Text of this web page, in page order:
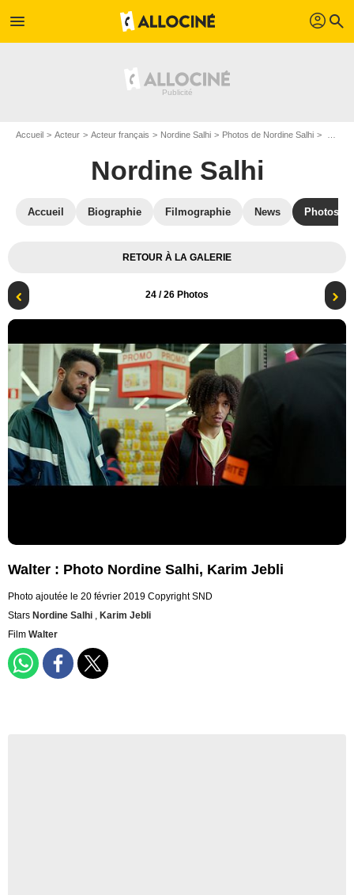
menu profil search
Accueil Acteur Acteur français Nordine Salhi Photos de Nordine Salhi
Nordine Salhi
Accueil Biographie Filmographie News Photos
RETOUR À LA GALERIE
24 / 26 Photos
Walter : Photo Nordine Salhi, Karim Jebli
Photo ajoutée le 20 février 2019 Copyright SND
Stars Nordine Salhi , Karim Jebli
Film Walter